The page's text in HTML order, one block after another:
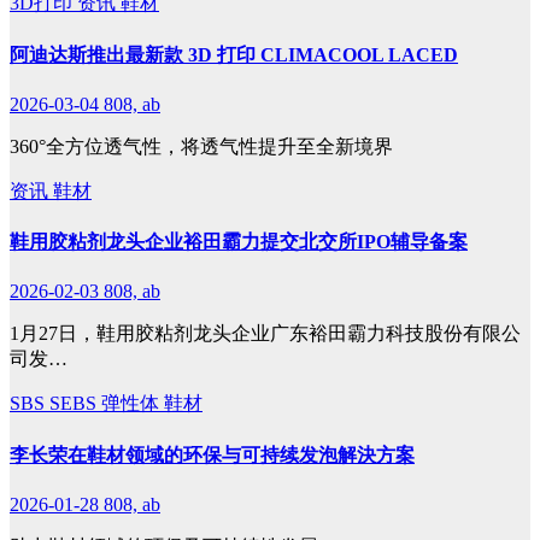
阿迪达斯推出最新款 3D 打印 CLIMACOOL LACED
2026-03-04 808, ab
360°全方位透气性，将透气性提升至全新境界
资讯 鞋材
鞋用胶粘剂龙头企业裕田霸力提交北交所IPO辅导备案
2026-02-03 808, ab
1月27日，鞋用胶粘剂龙头企业广东裕田霸力科技股份有限公
司发…
SBS SEBS 弹性体 鞋材
李长荣在鞋材领域的环保与可持续发泡解決方案
2026-01-28 808, ab